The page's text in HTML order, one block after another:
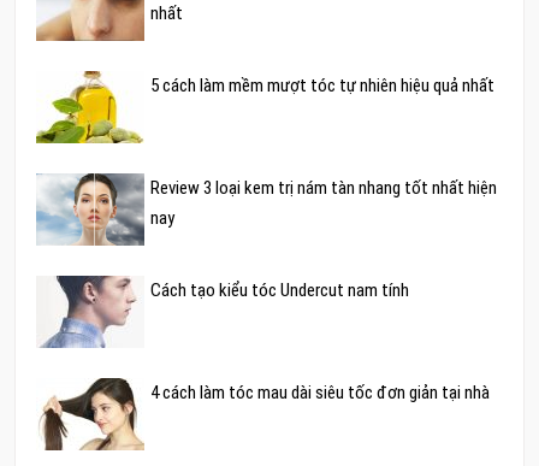
nhất
5 cách làm mềm mượt tóc tự nhiên hiệu quả nhất
Review 3 loại kem trị nám tàn nhang tốt nhất hiện
nay
Cách tạo kiểu tóc Undercut nam tính
4 cách làm tóc mau dài siêu tốc đơn giản tại nhà